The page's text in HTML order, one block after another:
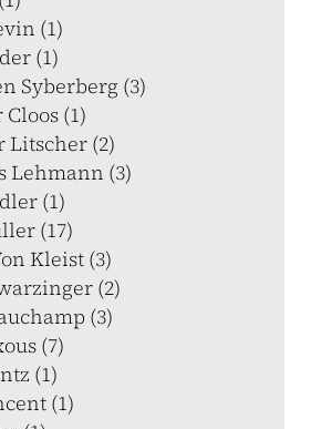
(1)
(1)
Syberberg (3)
(1)
Litscher (2)
Lehmann (3)
(1)
(17)
Kleist (3)
(2)
(3)
(7)
(1)
(1)